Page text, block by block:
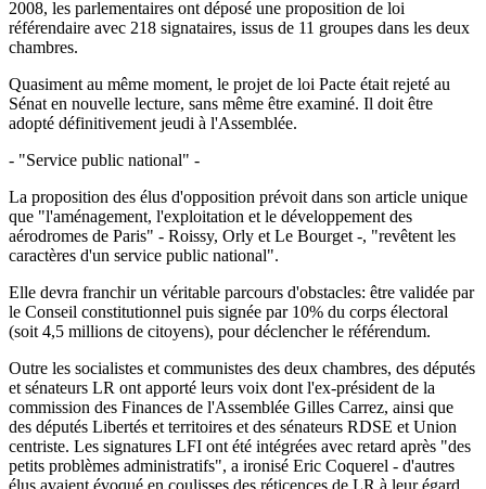
2008, les parlementaires ont déposé une proposition de loi
référendaire avec 218 signataires, issus de 11 groupes dans les deux
chambres.
Quasiment au même moment, le projet de loi Pacte était rejeté au
Sénat en nouvelle lecture, sans même être examiné. Il doit être
adopté définitivement jeudi à l'Assemblée.
- "Service public national" -
La proposition des élus d'opposition prévoit dans son article unique
que "l'aménagement, l'exploitation et le développement des
aérodromes de Paris" - Roissy, Orly et Le Bourget -, "revêtent les
caractères d'un service public national".
Elle devra franchir un véritable parcours d'obstacles: être validée par
le Conseil constitutionnel puis signée par 10% du corps électoral
(soit 4,5 millions de citoyens), pour déclencher le référendum.
Outre les socialistes et communistes des deux chambres, des députés
et sénateurs LR ont apporté leurs voix dont l'ex-président de la
commission des Finances de l'Assemblée Gilles Carrez, ainsi que
des députés Libertés et territoires et des sénateurs RDSE et Union
centriste. Les signatures LFI ont été intégrées avec retard après "des
petits problèmes administratifs", a ironisé Eric Coquerel - d'autres
élus avaient évoqué en coulisses des réticences de LR à leur égard.